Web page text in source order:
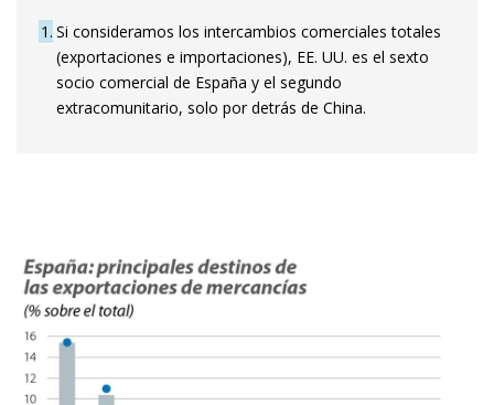
1 Si consideramos los intercambios comerciales totales
(exportaciones e importaciones), EE. UU. es el sexto
socio comercial de España y el segundo
extracomunitario, solo por detrás de China.